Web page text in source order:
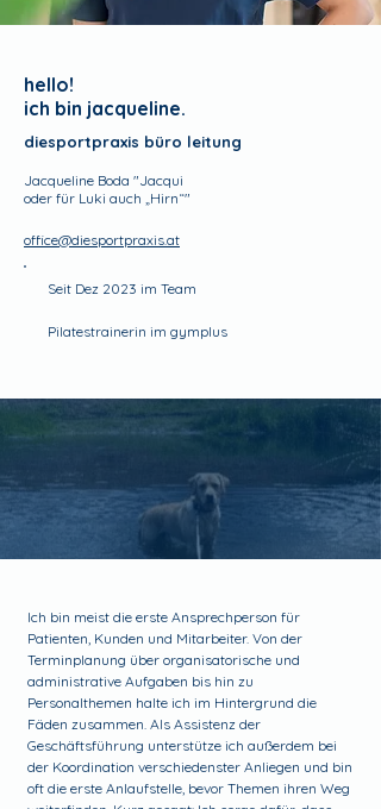
hello!
ich bin jacqueline.
diesportpraxis büro leitung
Jacqueline Boda "Jacqui
oder für Luki auch „Hirn“"
office@diesportpraxis.at
Seit Dez 2023 im Team
Pilatestrainerin im gymplus
Ich bin meist die erste Ansprechperson für
Patienten, Kunden und Mitarbeiter. Von der
Terminplanung über organisatorische und
administrative Aufgaben bis hin zu
Personalthemen halte ich im Hintergrund die
Fäden zusammen. Als Assistenz der
Geschäftsführung unterstütze ich außerdem bei
der Koordination verschiedenster Anliegen und bin
oft die erste Anlaufstelle, bevor Themen ihren Weg